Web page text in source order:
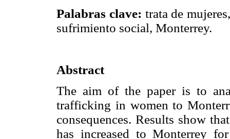
Palabras clave: trata de
sufrimiento social, Monterrey.
Abstract
The aim of the paper is to
trafficking in women to
consequences. Results show
has increased to Monterrey